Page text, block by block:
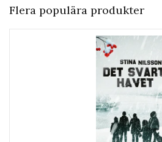
Flera populära produkter